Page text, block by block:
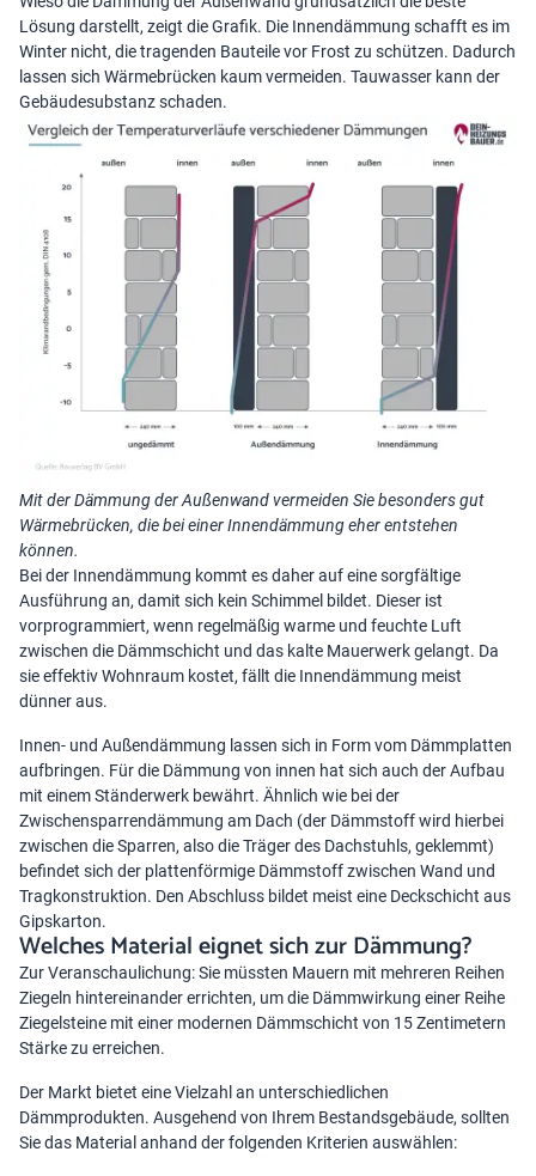
Lösung darstellt, zeigt die Grafik. Die Innendämmung schafft es im
Winter nicht, die tragenden Bauteile vor Frost zu schützen. Dadurch
lassen sich Wärmebrücken kaum vermeiden. Tauwasser kann der
Gebäudesubstanz schaden.
Mit der Dämmung der Außenwand vermeiden Sie besonders gut
Wärmebrücken, die bei einer Innendämmung eher entstehen
können.
Bei der Innendämmung kommt es daher auf eine sorgfältige
Ausführung an, damit sich kein Schimmel bildet. Dieser ist
vorprogrammiert, wenn regelmäßig warme und feuchte Luft
zwischen die Dämmschicht und das kalte Mauerwerk gelangt. Da
sie effektiv Wohnraum kostet, fällt die Innendämmung meist
dünner aus.
Innen- und Außendämmung lassen sich in Form vom Dämmplatten
aufbringen. Für die Dämmung von innen hat sich auch der Aufbau
mit einem Ständerwerk bewährt. Ähnlich wie bei der
Zwischensparrendämmung am Dach (der Dämmstoff wird hierbei
zwischen die Sparren, also die Träger des Dachstuhls, geklemmt)
befindet sich der plattenförmige Dämmstoff zwischen Wand und
Tragkonstruktion. Den Abschluss bildet meist eine Deckschicht aus
Gipskarton.
Welches Material eignet sich zur Dämmung?
Zur Veranschaulichung: Sie müssten Mauern mit mehreren Reihen
Ziegeln hintereinander errichten, um die Dämmwirkung einer Reihe
Ziegelsteine mit einer modernen Dämmschicht von 15 Zentimetern
Stärke zu erreichen.
Der Markt bietet eine Vielzahl an unterschiedlichen
Dämmprodukten. Ausgehend von Ihrem Bestandsgebäude, sollten
Sie das Material anhand der folgenden Kriterien auswählen: